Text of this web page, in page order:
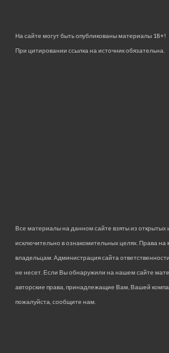
На сайте могут быть опубликованы материалы 18+!
При цитировании ссылка на источник обязательна.
Все материалы на данном сайте взяты из открытых
исключительно в ознакомительных целях. Права
владельцам. Администрация сайта
не несет. Если Вы обнаружили на нашем сайте
авторские права, принадлежащие Вам, Вашей
пожалуйста, сообщите нам.